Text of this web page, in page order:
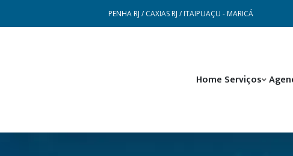
PENHA RJ / CAXIAS RJ / ITAIPUAÇU - MARICÁ
Home Serviços